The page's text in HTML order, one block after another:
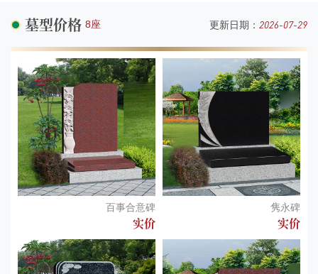
征着吉祥富有、事事如意。墓穴设有单穴、双穴和家族式合葬墓
型；同时，丧属还可根据自己的实际需要设计墓型，由墓园制做。
墓型品种多样、庄重美观，碑料全部使用天然优质石料，墓体分为
高、中、低三个档次，价格适中，供社会各阶层人士选择。
墓型价格 8座 更新日期： 2026-07-29
百事合意碑
实价
隽永碑
实价